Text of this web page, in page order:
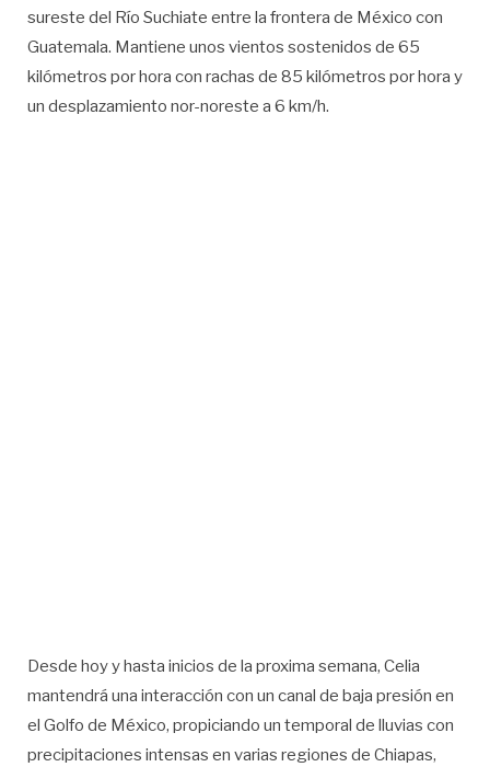
sureste del Río Suchiate entre la frontera de México con
Guatemala. Mantiene unos vientos sostenidos de 65
kilómetros por hora con rachas de 85 kilómetros por hora y
un desplazamiento nor-noreste a 6 km/h.
Desde hoy y hasta inicios de la proxima semana, Celia
mantendrá una interacción con un canal de baja presión en
el Golfo de México, propiciando un temporal de lluvias con
precipitaciones intensas en varias regiones de Chiapas,